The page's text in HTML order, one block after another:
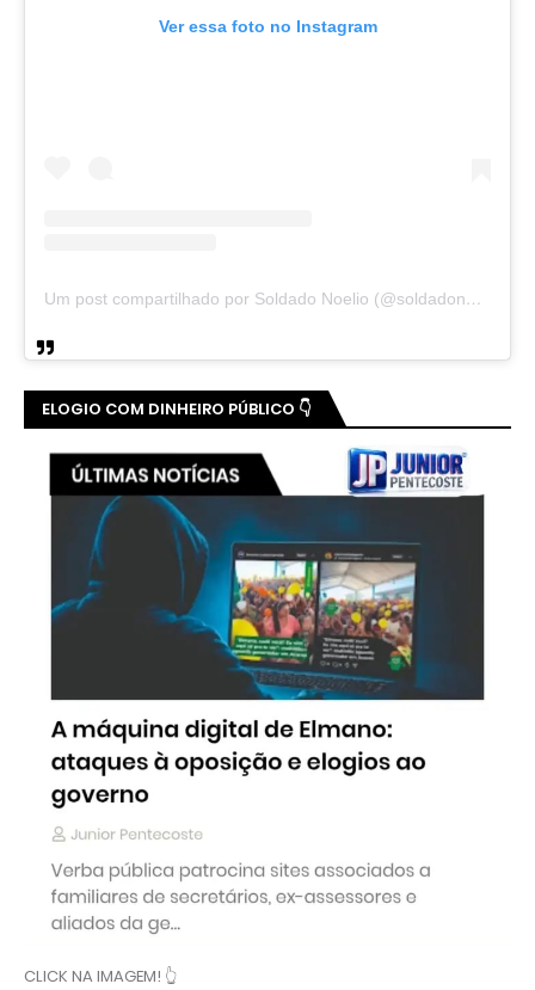
Ver essa foto no Instagram
Um post compartilhado por Soldado Noelio (@soldadonoelio)
ELOGIO COM DINHEIRO PÚBLICO 👇
CLICK NA IMAGEM! 👆